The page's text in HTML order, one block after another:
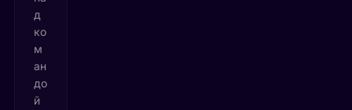
д
ко
м
ан
до
й